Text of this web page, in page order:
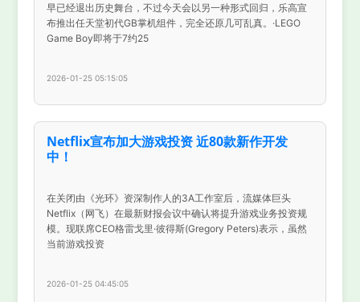
早已经退出历史舞台，不过今天会以另一种形式回归，乐高宣
布推出任天堂初代GB掌机组件，完全还原几可乱真。·LEGO
Game Boy即将于7约25
2026-01-25 05:15:05
Netflix宣布加大游戏投资 近80款新作开发
中！
在关闭由《光环》资深制作人的3A工作室后，流媒体巨头
Netflix（网飞）在最新财报会议中确认将提升游戏业务投资规
模。现联席CEO格雷戈里·彼得斯(Gregory Peters)表示，虽然
当前游戏投资
2026-01-25 04:45:05